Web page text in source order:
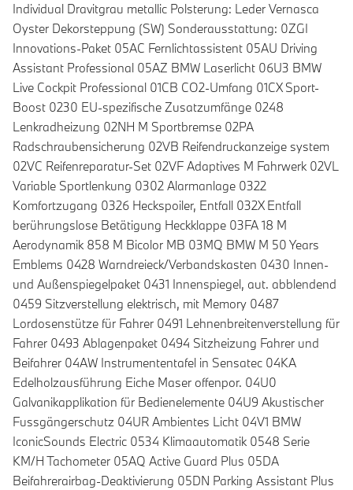
Individual Dravitgrau metallic Polsterung: Leder Vernasca
Oyster Dekorsteppung (SW) Sonderausstattung: 0ZGI
Innovations-Paket 05AC Fernlichtassistent 05AU Driving
Assistant Professional 05AZ BMW Laserlicht 06U3 BMW
Live Cockpit Professional 01CB CO2-Umfang 01CX Sport-
Boost 0230 EU-spezifische Zusatzumfänge 0248
Lenkradheizung 02NH M Sportbremse 02PA
Radschraubensicherung 02VB Reifendruckanzeige system
02VC Reifenreparatur-Set 02VF Adaptives M Fahrwerk 02VL
Variable Sportlenkung 0302 Alarmanlage 0322
Komfortzugang 0326 Heckspoiler, Entfall 032X Entfall
berührungslose Betätigung Heckklappe 03FA 18 M
Aerodynamik 858 M Bicolor MB 03MQ BMW M 50 Years
Emblems 0428 Warndreieck/Verbandskasten 0430 Innen-
und Außenspiegelpaket 0431 Innenspiegel, aut. abblendend
0459 Sitzverstellung elektrisch, mit Memory 0487
Lordosenstütze für Fahrer 0491 Lehnenbreitenverstellung für
Fahrer 0493 Ablagenpaket 0494 Sitzheizung Fahrer und
Beifahrer 04AW Instrumententafel in Sensatec 04KA
Edelholzausführung Eiche Maser offenpor. 04U0
Galvanikapplikation für Bedienelemente 04U9 Akustischer
Fussgängerschutz 04UR Ambientes Licht 04V1 BMW
IconicSounds Electric 0534 Klimaautomatik 0548 Serie
KM/H Tachometer 05AQ Active Guard Plus 05DA
Beifahrerairbag-Deaktivierung 05DN Parking Assistant Plus